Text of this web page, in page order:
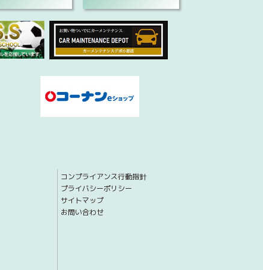
コンプライアンス行動指針
プライバシーポリシー
サイトマップ
お問い合わせ